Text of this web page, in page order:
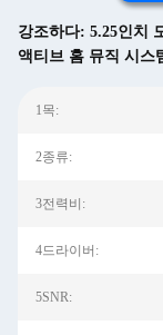
강조하다: 5.25인치
액티브 홈 뮤직 시스
1목:
2종류:
3전력비:
4드라이버:
5SNR: